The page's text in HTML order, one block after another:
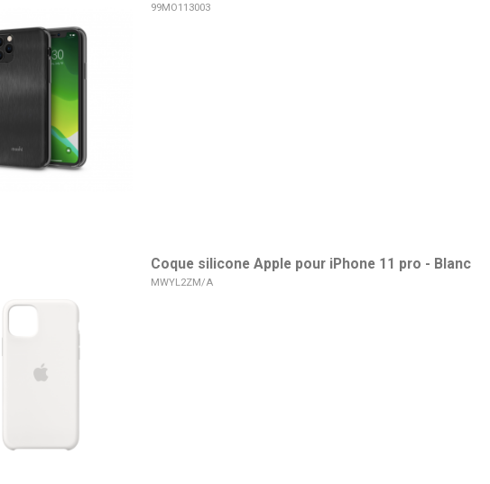
99MO113003
Coque silicone Apple pour iPhone 11 pro - Blanc
MWYL2ZM/A